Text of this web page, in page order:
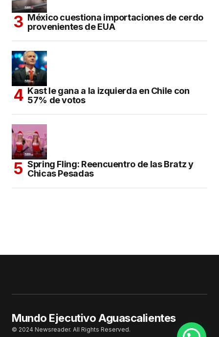
México cuestiona importaciones de cerdo
provenientes de EUA
Kast le gana a la izquierda en Chile con
57% de votos
Spring Fling: Reencuentro de las Bratz y
Chicas Pesadas
Mundo Ejecutivo Aguascalientes
© 2024 Newsreader. All Rights Reserved.